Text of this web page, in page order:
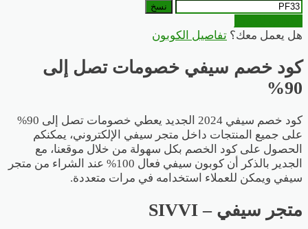
نسخ
هل يعمل معك؟ تفاصيل الكوبون
كود خصم سيفي خصومات تصل إلى
90%
كود خصم سيفي 2024 الجديد يعطي خصومات تصل إلى 90%
على جميع المنتجات داخل متجر سيفي الإلكتروني، يمكنكم
الحصول على كود الخصم بكل سهولة من خلال موقعنا، مع
الجدير بالذكر أن كوبون سيفي فعال 100% عند الشراء من متجر
سيفي ويمكن للعملاء استخدامه في مرات متعددة.
متجر سيفي – SIVVI